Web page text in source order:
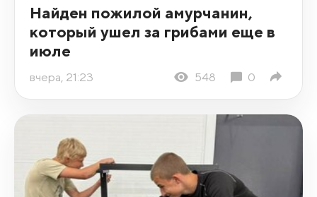
Найден пожилой амурчанин,
который ушел за грибами еще в
июле
вчера, 21:23 548 0